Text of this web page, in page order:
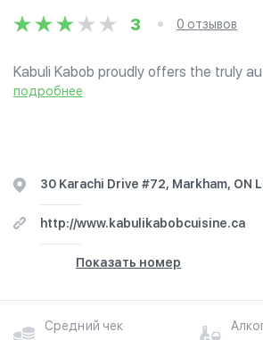
3 0 отзывов
Kabuli Kabob proudly offers the truly
Afghan cuisine in the Markham area.
подробнее
30 Karachi Drive #72, Markham, ON
http://www.kabulikabobcuisine.ca
Показать номер
Средний чек